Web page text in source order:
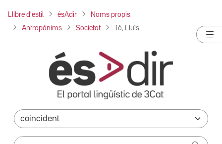
Llibre d'estil ésAdir Noms propis
Antropònims Societat Tó, Lluís